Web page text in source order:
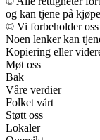
og kan tjene på
© Vi forbeholder oss
Noen lenker kan
Kopiering eller
Møt oss
Bak
Våre verdier
Folket vårt
Støtt oss
Lokaler